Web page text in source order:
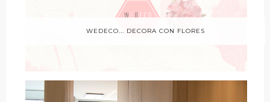
WEDECO... DECORA CON FLORES